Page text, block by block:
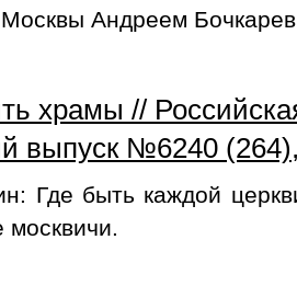
Москвы Андреем
храмы //
выпуск №6240
Где быть каждой
москвичи.